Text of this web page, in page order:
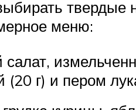
твердые
меню:
(20 г) и пером